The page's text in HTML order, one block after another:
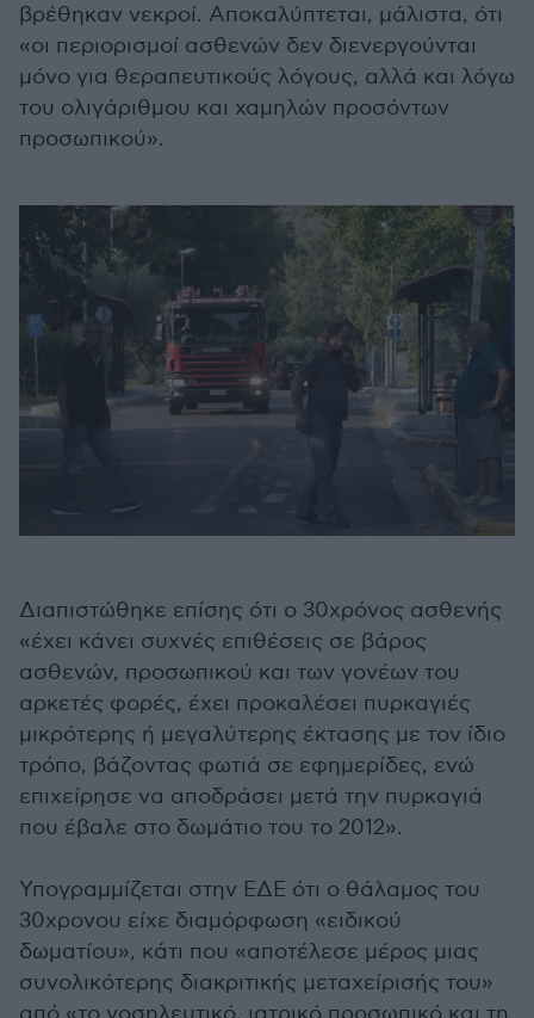
βρέθηκαν νεκροί. Αποκαλύπτεται, μάλιστα, ότι
«οι περιορισμοί ασθενών δεν διενεργούνται
μόνο για θεραπευτικούς λόγους, αλλά και λόγω
του ολιγάριθμου και χαμηλών προσόντων
προσωπικού».
Διαπιστώθηκε επίσης ότι ο 30χρόνος ασθενής
«έχει κάνει συχνές επιθέσεις σε βάρος
ασθενών, προσωπικού και των γονέων του
αρκετές φορές, έχει προκαλέσει πυρκαγιές
μικρότερης ή μεγαλύτερης έκτασης με τον ίδιο
τρόπο, βάζοντας φωτιά σε εφημερίδες, ενώ
επιχείρησε να αποδράσει μετά την πυρκαγιά
που έβαλε στο δωμάτιο του το 2012».
Υπογραμμίζεται στην ΕΔΕ ότι ο θάλαμος του
30χρονου είχε διαμόρφωση «ειδικού
δωματίου», κάτι που «αποτέλεσε μέρος μιας
συνολικότερης διακριτικής μεταχείρισής του»